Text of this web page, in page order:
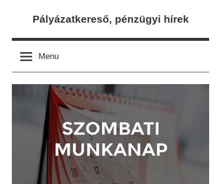
Pályázatkereső, pénzügyi hírek
Menu